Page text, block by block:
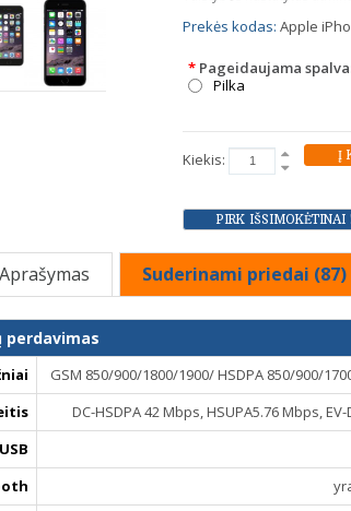
Prekės kodas: Apple
* Pageidaujama
Pilka
Kiekis:
Aprašymas Suderinami priedai (87)
perdavimas
GSM 850/900/1800/1900/ HSDPA 850/900/
DC-HSDPA 42 Mbps, HSUPA5.76 Mbps,
USB